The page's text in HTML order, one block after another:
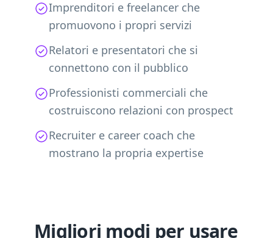
Imprenditori e freelancer che
promuovono i propri servizi
Relatori e presentatori che si
connettono con il pubblico
Professionisti commerciali che
costruiscono relazioni con prospect
Recruiter e career coach che
mostrano la propria expertise
Migliori modi per usare